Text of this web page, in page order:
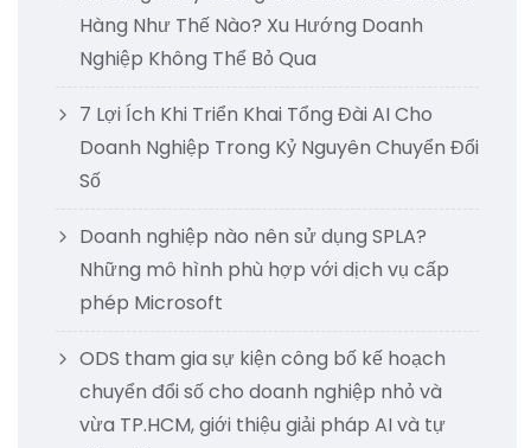
Hàng Như Thế Nào? Xu Hướng Doanh
Nghiệp Không Thể Bỏ Qua
7 Lợi Ích Khi Triển Khai Tổng Đài AI Cho
Doanh Nghiệp Trong Kỷ Nguyên Chuyển Đổi
Số
Doanh nghiệp nào nên sử dụng SPLA?
Những mô hình phù hợp với dịch vụ cấp
phép Microsoft
ODS tham gia sự kiện công bố kế hoạch
chuyển đổi số cho doanh nghiệp nhỏ và
vừa TP.HCM, giới thiệu giải pháp AI và tự